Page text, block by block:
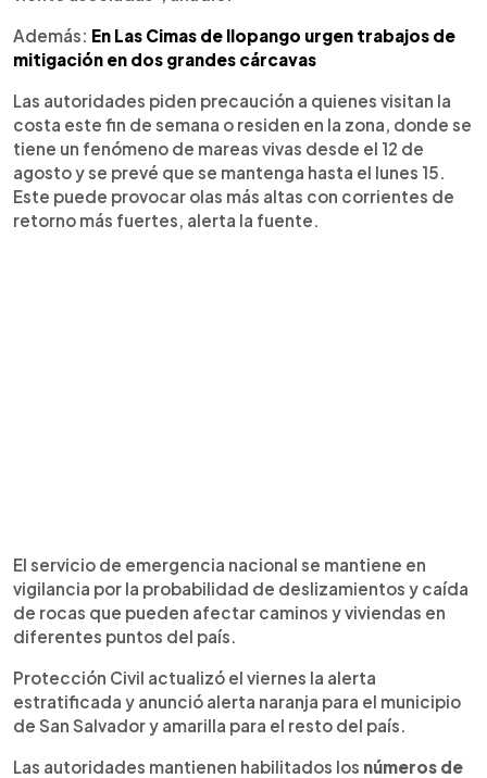
Además: En Las Cimas de Ilopango urgen trabajos de
mitigación en dos grandes cárcavas
Las autoridades piden precaución a quienes visitan la
costa este fin de semana o residen en la zona, donde se
tiene un fenómeno de mareas vivas desde el 12 de
agosto y se prevé que se mantenga hasta el lunes 15.
Este puede provocar olas más altas con corrientes de
retorno más fuertes, alerta la fuente.
El servicio de emergencia nacional se mantiene en
vigilancia por la probabilidad de deslizamientos y caída
de rocas que pueden afectar caminos y viviendas en
diferentes puntos del país.
Protección Civil actualizó el viernes la alerta
estratificada y anunció alerta naranja para el municipio
de San Salvador y amarilla para el resto del país.
Las autoridades mantienen habilitados los números de